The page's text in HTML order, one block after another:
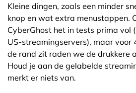
Kleine dingen, zoals een minder
knop en wat extra menustappen.
CyberGhost het in tests prima vol
US-streamingservers), maar voor
de rand zit raden we de drukkere
Houd je aan de gelabelde
merkt er niets van.